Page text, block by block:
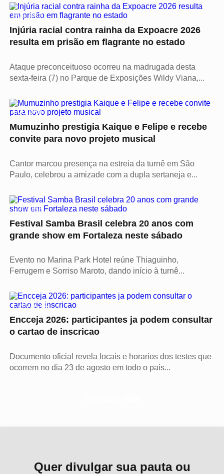
POLÍTICA
Injúria racial contra rainha da Expoacre 2026
resulta em prisão em flagrante no estado
Ataque preconceituoso ocorreu na madrugada desta
sexta-feira (7) no Parque de Exposições Wildy Viana,...
CULTURA
Mumuzinho prestigia Kaique e Felipe e recebe
convite para novo projeto musical
Cantor marcou presença na estreia da turnê em São
Paulo, celebrou a amizade com a dupla sertaneja e...
CULTURA
Festival Samba Brasil celebra 20 anos com
grande show em Fortaleza neste sábado
Evento no Marina Park Hotel reúne Thiaguinho,
Ferrugem e Sorriso Maroto, dando início à turnê...
EDUCAÇÃO
Encceja 2026: participantes ja podem consultar
o cartao de inscricao
Documento oficial revela locais e horarios dos testes que
ocorrem no dia 23 de agosto em todo o pais...
Quer divulgar sua pauta ou